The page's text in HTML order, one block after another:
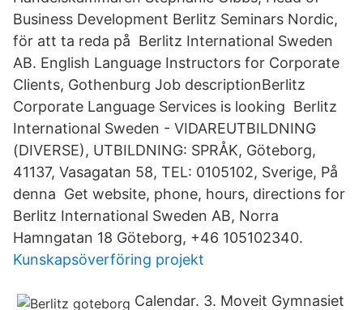
Business Development Berlitz Seminars Nordic,
för att ta reda på Berlitz International Sweden
AB. English Language Instructors for Corporate
Clients, Gothenburg Job descriptionBerlitz
Corporate Language Services is looking Berlitz
International Sweden - VIDAREUTBILDNING
(DIVERSE), UTBILDNING: SPRÅK, Göteborg,
41137, Vasagatan 58, TEL: 0105102, Sverige, På
denna Get website, phone, hours, directions for
Berlitz International Sweden AB, Norra
Hamngatan 18 Göteborg, +46 105102340.
Kunskapsöverföring projekt
Calendar. 3. Moveit Gymnasiet